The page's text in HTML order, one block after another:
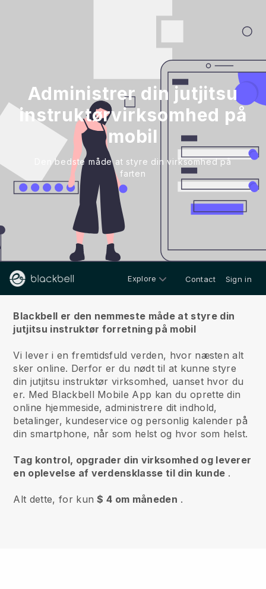
Administrer din jutjitsu
instruktørvirksomhed på
mobil
Den bedste måde at styre din virksomhed på
farten
Explore Contact Sign in
Blackbell er den nemmeste måde at styre din
jutjitsu instruktør forretning på mobil
Vi lever i en fremtidsfuld verden, hvor næsten alt
sker online. Derfor er du nødt til at kunne styre
din jutjitsu instruktør virksomhed, uanset hvor du
er. Med Blackbell Mobile App kan du oprette din
online hjemmeside, administrere dit indhold,
betalinger, kundeservice og personlig kalender på
din smartphone, når som helst og hvor som helst.
Tag kontrol, opgrader din virksomhed og leverer
en oplevelse af verdensklasse til din kunde .
Alt dette, for kun$ 4 om måneden .